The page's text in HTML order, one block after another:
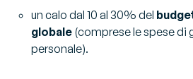
un calo dal 10 al 30% del
globale (comprese le spese di
personale).